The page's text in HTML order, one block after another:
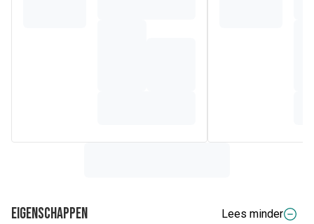
Eigenschappen
Lees minder